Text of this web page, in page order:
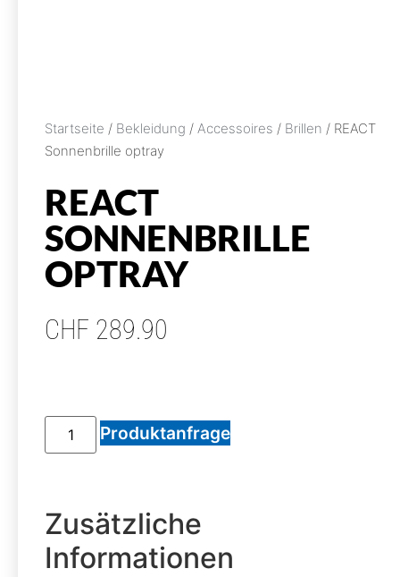
Startseite / Bekleidung / Accessoires / Brillen / REACT
Sonnenbrille optray
REACT
SONNENBRILLE
OPTRAY
CHF 289.90
Produktanfrage
Zusätzliche
Informationen